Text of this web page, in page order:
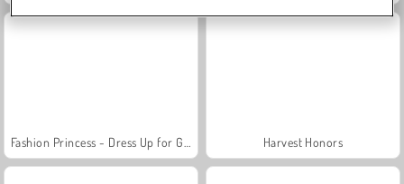
Harvest Honors